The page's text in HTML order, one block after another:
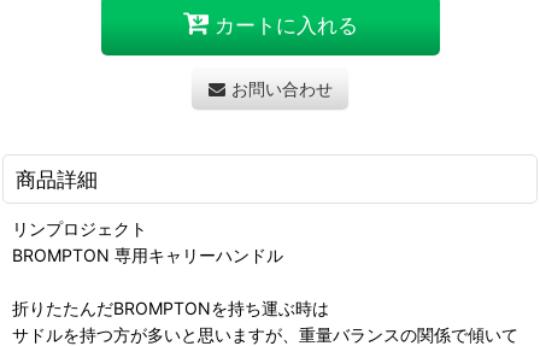
カートに入れる
お問い合わせ
商品詳細
リンプロジェクト
BROMPTON 専用キャリーハンドル
折りたたんだBROMPTONを持ち運ぶ時は
サドルを持つ方が多いと思いますが、重量バランスの関係で傾いて